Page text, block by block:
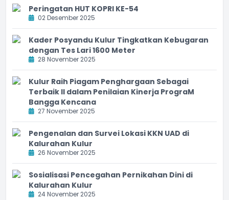
Peringatan HUT KOPRI KE-54
02 Desember 2025
Kader Posyandu Kulur Tingkatkan Kebugaran
dengan Tes Lari 1600 Meter
28 November 2025
Kulur Raih Piagam Penghargaan Sebagai
Terbaik II dalam Penilaian Kinerja PrograM
Bangga Kencana
27 November 2025
Pengenalan dan Survei Lokasi KKN UAD di
Kalurahan Kulur
26 November 2025
Sosialisasi Pencegahan Pernikahan Dini di
Kalurahan Kulur
24 November 2025